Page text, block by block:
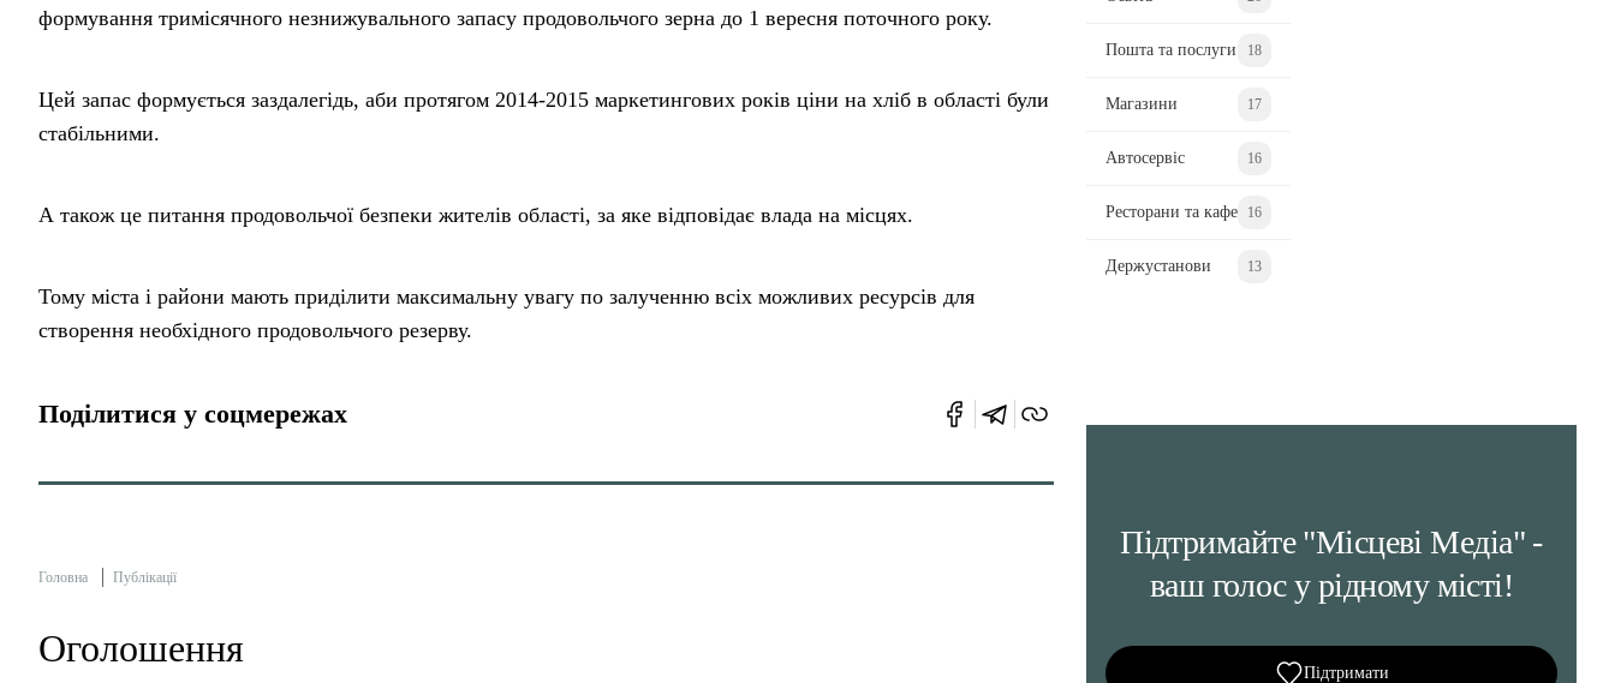
формування тримісячного незнижувального запасу продовольчого зерна до 1 вересня поточного року.
Цей запас формується заздалегідь, аби протягом 2014-2015 маркетингових років ціни на хліб в області були
стабільними.
А також це питання продовольчої безпеки жителів області, за яке відповідає влада на місцях.
Тому міста і райони мають приділити максимальну увагу по залученню всіх можливих ресурсів для
створення необхідного продовольчого резерву.
Поділитися у соцмережах
Головна Публікації
Оголошення
Пошта та послуги 18
Магазини 17
Автосервіс 16
Ресторани та кафе 16
Держустанови 13
Підтримайте "Місцеві Медіа" -
ваш голос у рідному місті!
Підтримати